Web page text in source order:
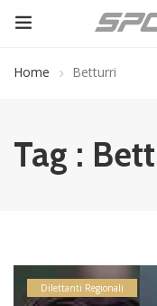
Home Betturri
Tag :
Dilettanti Regionali